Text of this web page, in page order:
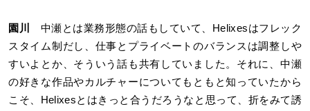
園川
中瀬とは業務形態の話もしていて、Helixesはフレック
スタイム制だし、仕事とプライベートのバランスは調整しや
すいよとか、そういう話も共有していました。それに、中瀬
の好きな作品やカルチャーについてもともと知っていたから
こそ、Helixesとはきっと合うだろうなと思って、折をみて誘